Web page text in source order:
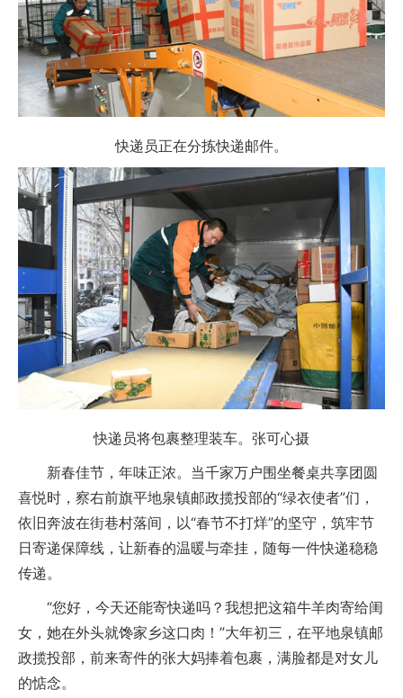
快递员正在分拣快递邮件。
快递员将包裹整理装车。张可心摄
新春佳节，年味正浓。当千家万户围坐餐桌共享团圆
喜悦时，察右前旗平地泉镇邮政揽投部的“绿衣使者”们，
依旧奔波在街巷村落间，以“春节不打烊”的坚守，筑牢节
日寄递保障线，让新春的温暖与牵挂，随每一件快递稳稳
传递。
“您好，今天还能寄快递吗？我想把这箱牛羊肉寄给闺
女，她在外头就馋家乡这口肉！”大年初三，在平地泉镇邮
政揽投部，前来寄件的张大妈捧着包裹，满脸都是对女儿
的惦念。